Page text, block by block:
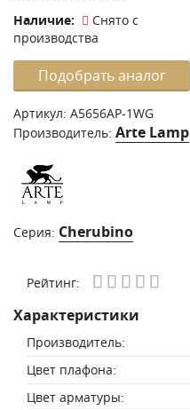
Наличие:
Снято с
производства
Подобрать аналог
Артикул: A5656AP-1WG
Производитель: Arte Lamp
Серия: Сherubino
Рейтинг:
Характеристики
Производитель:
Цвет плафона:
Цвет арматуры: